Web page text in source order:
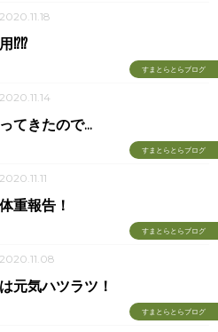
すまとらとらブログ
⁉⁉
すまとらとらブログ
てきたので...
すまとらとらブログ
重報告！
すまとらとらブログ
元気ハツラツ！